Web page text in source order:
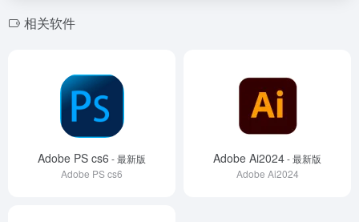
相关软件
Adobe PS cs6 - 最新版
Adobe PS cs6
Adobe Ai2024- 最新版
Adobe Ai2024